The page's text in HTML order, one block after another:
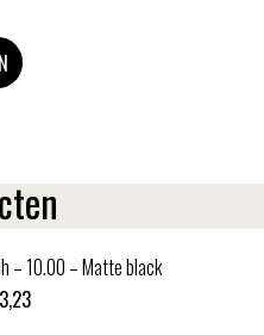
– 10.00 – Matte black